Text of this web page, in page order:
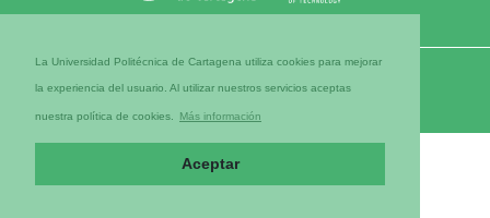
La Universidad Politécnica de Cartagena utiliza cookies para mejorar
la experiencia del usuario. Al utilizar nuestros servicios aceptas
nuestra política de cookies. Más información
Aceptar